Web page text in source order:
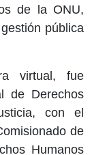
de la ONU,
pública
virtual, fue
de Derechos
con el
de
Humanos